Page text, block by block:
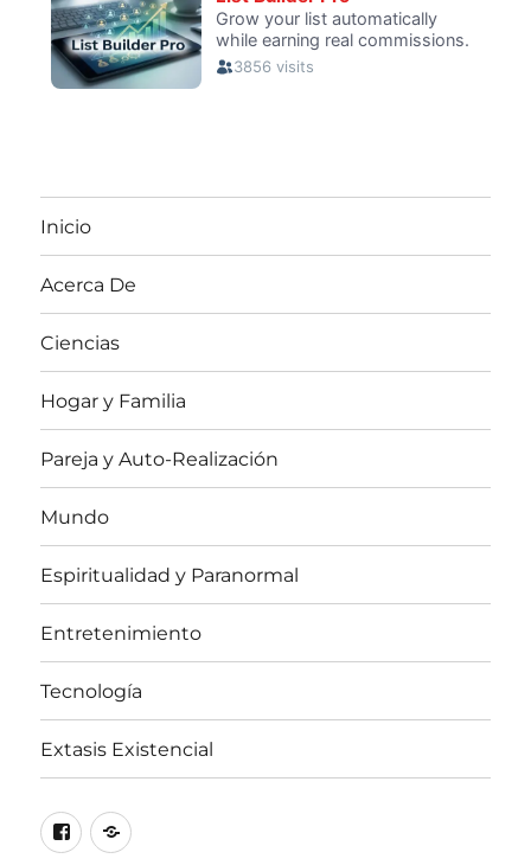
Inicio
Acerca De
Ciencias
Hogar y Familia
Pareja y Auto-Realización
Mundo
Espiritualidad y Paranormal
Entretenimiento
Tecnología
Extasis Existencial
Facebook
X